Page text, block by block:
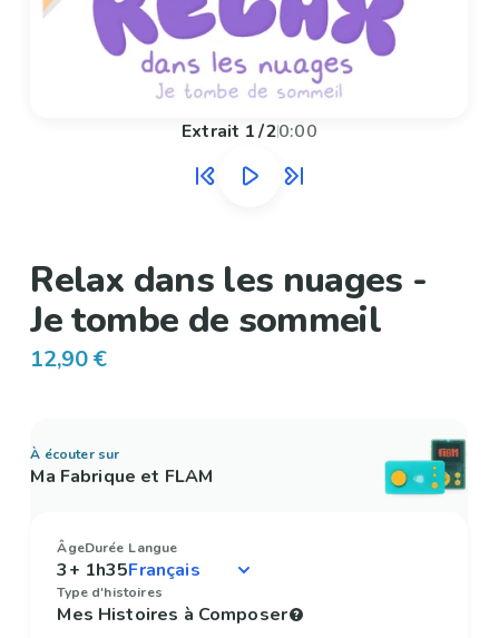
Extrait 1/20:00
Relax dans les nuages -
Je tombe de sommeil
12,90 €
À écouter sur
Ma Fabrique et FLAM
Âge
3+
Durée
1h35
Langue
Type d'histoires
Mes Histoires à Composer